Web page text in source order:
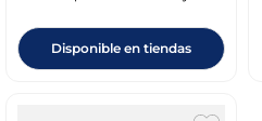
Disponible en tiendas